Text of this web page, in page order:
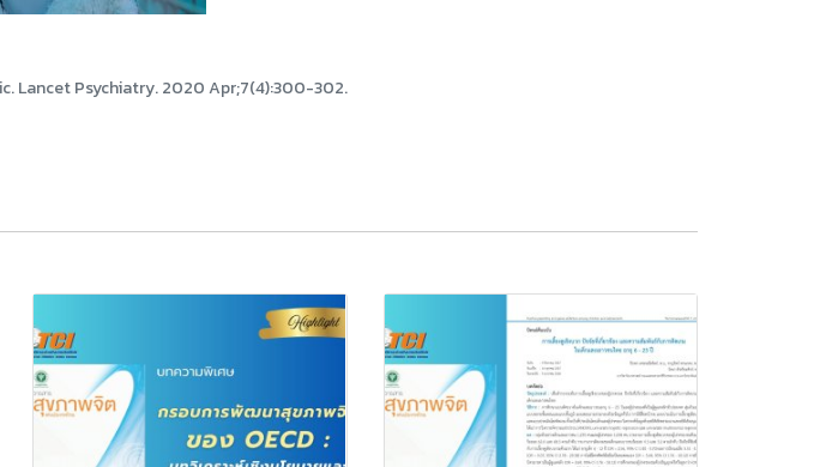
Lancet Psychiatry. 2020 Apr;7(4):300-302.